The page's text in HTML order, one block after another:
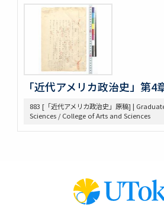
658 政治学研究会
659 Beard, Charles A.関係
660 東京裁判 木戸弁護など
663 アメリカ研究セミナー
665 原典アメリカ史関係
669 日本文化関係
674 戦争犯罪関係
677 Foreign Affairs 寄稿論文原稿
678 Farrand著「米国発達史概説」翻訳の件
690 アメリカ政治関係原稿等
691 Jameson, J. F.
698 満州事変、上海事変
「近代アメリカ政治史」第4
883 [「近代アメリカ政治史」原稿] |
Sciences / College of Arts and Sciences